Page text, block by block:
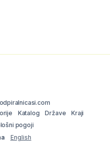
odpiralnicasi.com
Katalog Države
Kraji
pogoji
English